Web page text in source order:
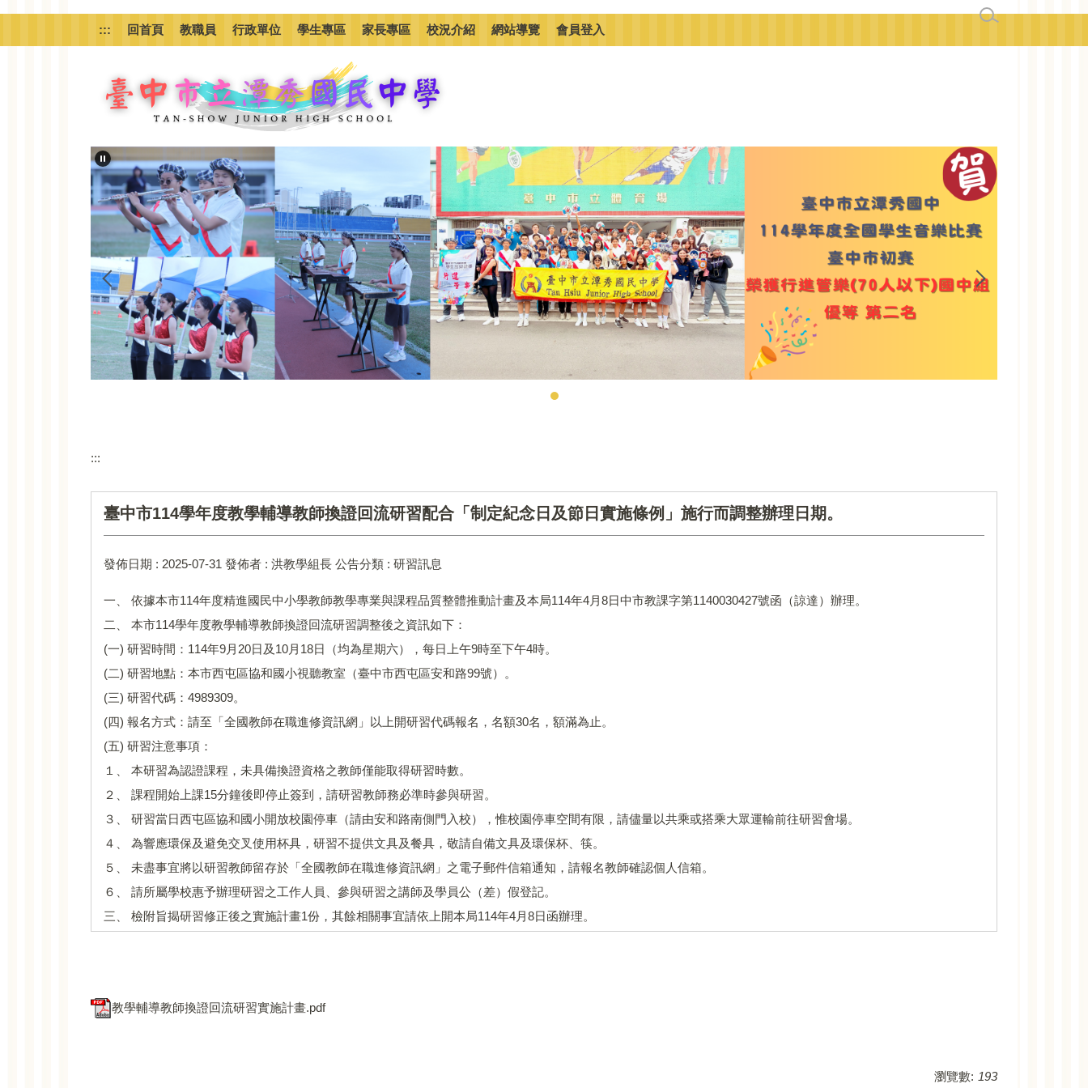
跳
主
::: 回首頁 教職員 行政單位 學生專區 家長專區 校況介紹 網站導覽 會員登入
:::
臺中市114學年度教學輔導教師換證回流研習配合「制定紀念日及節日實施條例」施行而調整辦理日期。
發佈日期 : 2025-07-31 發佈者 : 洪教學組長 公告分類 : 研習訊息
一、 依據本市114年度精進國民中小學教師教學專業與課程品質整體推動計畫及本局114年4月8日中市教課字第1140030427號函（諒達）辦理。
二、 本市114學年度教學輔導教師換證回流研習調整後之資訊如下：
(一) 研習時間：114年9月20日及10月18日（均為星期六），每日上午9時至下午4時。
(二) 研習地點：本市西屯區協和國小視聽教室（臺中市西屯區安和路99號）。
(三) 研習代碼：4989309。
(四) 報名方式：請至「全國教師在職進修資訊網」以上開研習代碼報名，名額30名，額滿為止。
(五) 研習注意事項：
１、 本研習為認證課程，未具備換證資格之教師僅能取得研習時數。
２、 課程開始上課15分鐘後即停止簽到，請研習教師務必準時參與研習。
３、 研習當日西屯區協和國小開放校園停車（請由安和路南側門入校），惟校園停車空間有限，請儘量以共乘或搭乘大眾運輸前往研習會場。
４、 為響應環保及避免交叉使用杯具，研習不提供文具及餐具，敬請自備文具及環保杯、筷。
５、 未盡事宜將以研習教師留存於「全國教師在職進修資訊網」之電子郵件信箱通知，請報名教師確認個人信箱。
６、 請所屬學校惠予辦理研習之工作人員、參與研習之講師及學員公（差）假登記。
三、 檢附旨揭研習修正後之實施計畫1份，其餘相關事宜請依上開本局114年4月8日函辦理。
教學輔導教師換證回流研習實施計畫.pdf
瀏覽數: 193